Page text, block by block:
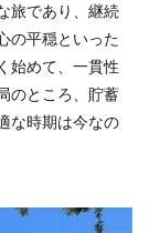
旅であり、継続
の平穏といった
始めて、一貫性
のところ、貯蓄
な時期は今なの